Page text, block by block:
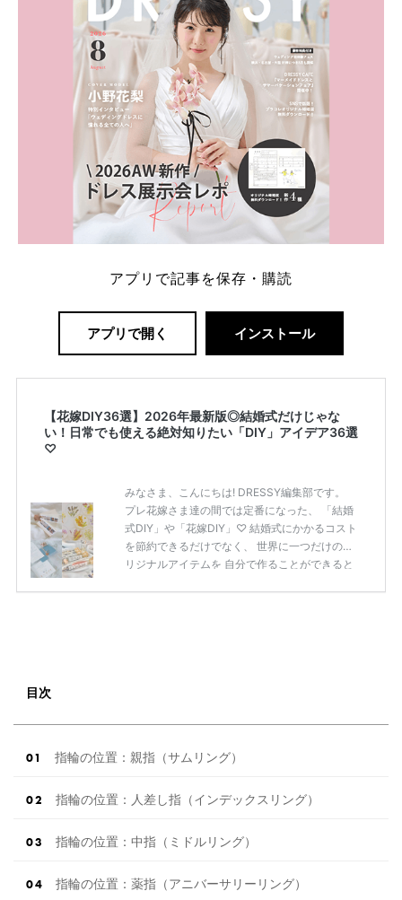
ング診断」か、体験型 […]
続きを読む
アプリで記事を保存・購読
アプリで開く インストール
【花嫁DIY36選】2026年最新版◎結婚式だけじゃな
い！日常でも使える絶対知りたい「DIY」アイデア36選
♡
みなさま、こんにちは! DRESSY編集部です。
プレ花嫁さま達の間では定番になった、 「結婚
式DIY」や「花嫁DIY」♡ 結婚式にかかるコスト
を節約できるだけでなく、 世界に一つだけのオ
リジナルアイテムを 自分で作ることができると
ン内容をま […]続きを読む
目次
指輪の位置：親指（サムリング）
指輪の位置：人差し指（インデックスリング）
指輪の位置：中指（ミドルリング）
指輪の位置：薬指（アニバーサリーリング）